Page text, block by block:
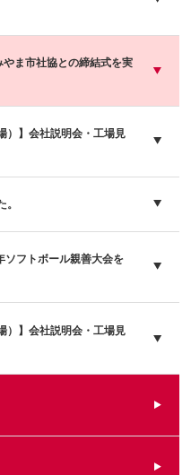
ま市社協との締結式を実
）】会社説明会・工場見
ソフトボール親善大会を
）】会社説明会・工場見